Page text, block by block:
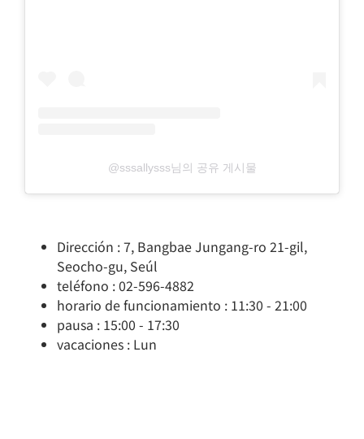
@sssallysss님의 공유 게시물
Dirección : 7, Bangbae Jungang-ro 21-gil,
Seocho-gu, Seúl
teléfono : 02-596-4882
horario de funcionamiento : 11:30 - 21:00
pausa : 15:00 - 17:30
vacaciones : Lun